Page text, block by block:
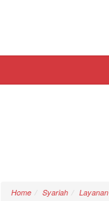
Home Syariah Layanan